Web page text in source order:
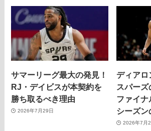
サマーリーグ最大の発見！
RJ・デイビスが本契約を
勝ち取るべき理由
2026年7月29日
ディアロ
スパー
ファイナ
シーズン
2026年7月